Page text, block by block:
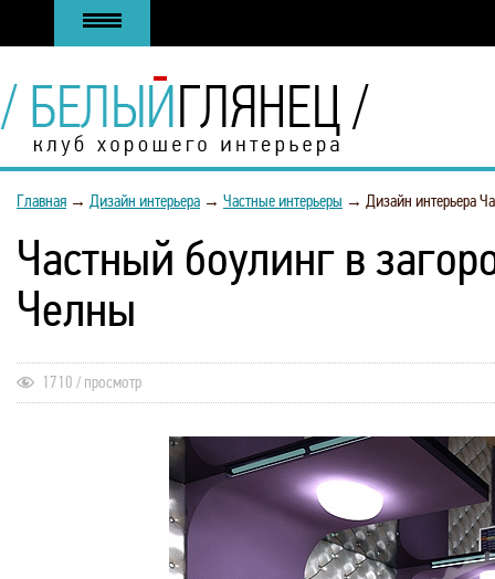
Главная → Дизайн интерьера → Частные интерьеры → Дизайн интерьера
Частный боулинг в
Челны
1710 / просмотр